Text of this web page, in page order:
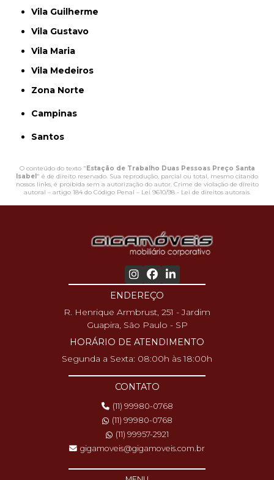
Vila Guilherme
Vila Gustavo
Vila Maria
Vila Medeiros
Zona Norte
Campinas
Santos
O conteúdo do texto "Estação de Trabalho Duas Pessoas Preço Santa
Isabel" é de direito reservado. Sua reprodução, parcial ou total, mesmo citando
nossos links, é proibida sem a autorização do autor. Crime de violação de direito
autoral – artigo 184 do Código Penal – Lei 9610/98 - Lei de direitos autorais.
ENDEREÇO
R. Henrique Armbrust, 251 - Jardim
Guapira, São Paulo - SP
HORÁRIO DE ATENDIMENTO
Segunda a Sexta: 08:00h às 18:00h
CONTATO
(11) 99980-0768
(11) 99980-0768
(11) 99957-2921
gigamoveis@gigamoveis.com.br